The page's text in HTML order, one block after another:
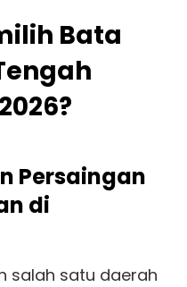
Bata
Persaingan
di
salah satu daerah